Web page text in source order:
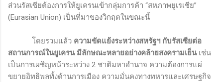
ส่วนรัสเซียต้องการให้ยูเครนเข้ากลุ่มการค้า “สหภาพยูเรเชีย”
(Eurasian Union) เป็นที่มาของวิกฤตในขณะนี้
โดยรวมแล้ว ความขัดแย้งระหว่างสหรัฐฯ กับรัสเซียต่อ
สถานการณ์ในยูเครน มีลักษณะหลายอย่างคล้ายสงครามเย็น เช่น
เป็นการเผชิญหน้าระหว่าง 2 ชาติมหาอำนาจ ความต้องการแผ่
ขยายอิทธิพลทั้งด้านการเมือง ความมั่นคงทางทหารและเศรษฐกิจ